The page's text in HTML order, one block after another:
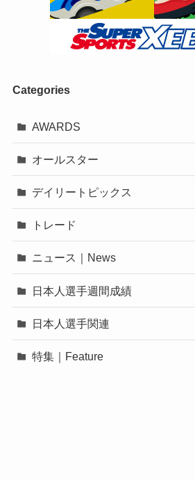
Categories
AWARDS
オールスター
デイリートピックス
トレード
ニュース｜News
日本人選手週間成績
日本人選手関連
特集｜Feature